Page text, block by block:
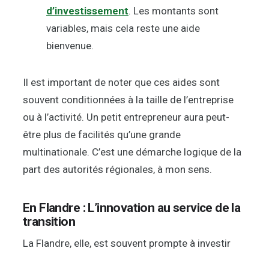
d’investissement. Les montants sont
variables, mais cela reste une aide
bienvenue.
Il est important de noter que ces aides sont
souvent conditionnées à la taille de l’entreprise
ou à l’activité. Un petit entrepreneur aura peut-
être plus de facilités qu’une grande
multinationale. C’est une démarche logique de la
part des autorités régionales, à mon sens.
En Flandre : L’innovation au service de la
transition
La Flandre, elle, est souvent prompte à investir